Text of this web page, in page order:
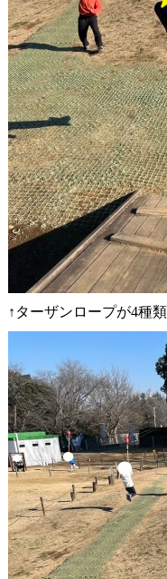
↑ターザンロープが4種